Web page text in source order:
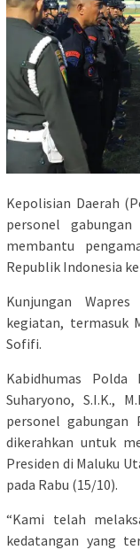
Kepolisian Daerah
personel
membantu
Republik Indonesia
Kunjungan
kegiatan, termasuk
Sofifi.
Kabidhumas
Suharyono, S.I.K.,
personel gabungan
dikerahkan untuk
Presiden di Maluku
pada Rabu (15/10).
“Kami telah
kedatangan yang